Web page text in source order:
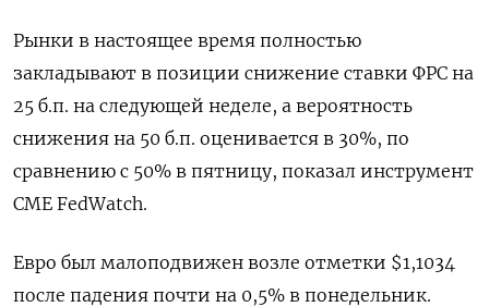
Рынки в настоящее время полностью
закладывают в позиции снижение ставки ФРС на
25 б.п. на следующей неделе, а вероятность
снижения на 50 б.п. оценивается в 30%, по
сравнению с 50% в пятницу, показал инструмент
CME FedWatch.
Евро был малоподвижен возле отметки $1,1034​
после падения почти на 0,5% в понедельник.